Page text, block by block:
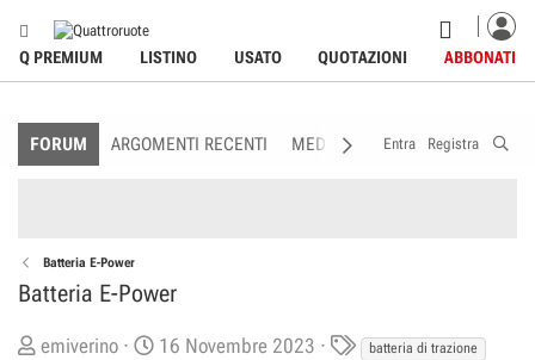
Q PREMIUM LISTINO USATO QUOTAZIONI ABBONATI
FORUM ARGOMENTI RECENTI MEDIA MEMBRI
Entra Registra
Batteria E-Power
Batteria E-Power
C
emiverino
D
16 Novembre 2023
Tbatteria di trazione